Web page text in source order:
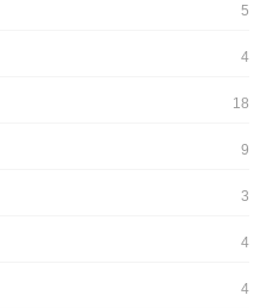
5
4
18
9
3
4
4